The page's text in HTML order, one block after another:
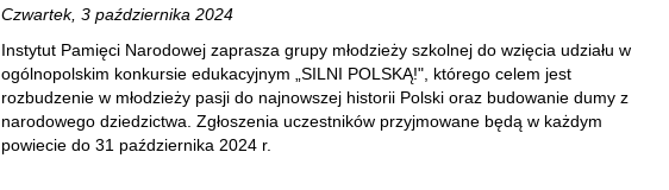
Czwartek, 3 października 2024
Instytut Pamięci Narodowej zaprasza grupy młodzieży szkolnej do wzięcia udziału w
ogólnopolskim konkursie edukacyjnym „SILNI POLSKĄ!", którego celem jest
rozbudzenie w młodzieży pasji do najnowszej historii Polski oraz budowanie dumy z
narodowego dziedzictwa. Zgłoszenia uczestników przyjmowane będą w każdym
powiecie do 31 października 2024 r.